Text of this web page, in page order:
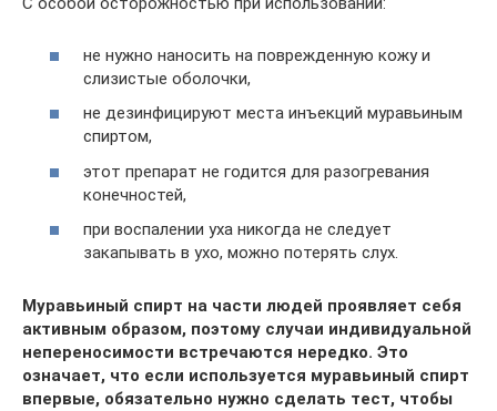
не нужно наносить на поврежденную кожу и
слизистые оболочки,
не дезинфицируют места инъекций муравьиным
спиртом,
этот препарат не годится для разогревания
конечностей,
при воспалении уха никогда не следует
закапывать в ухо, можно потерять слух.
Муравьиный спирт на части людей проявляет себя
активным образом, поэтому случаи индивидуальной
непереносимости встречаются нередко. Это
означает, что если используется муравьиный спирт
впервые, обязательно нужно сделать тест, чтобы